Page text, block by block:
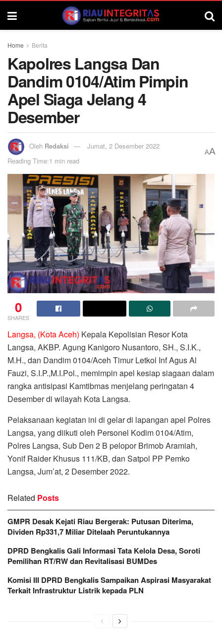
Home Berita
Kapolres Langsa Dan
Dandim 0104/Atim Pimpin
Apel Siaga Jelang 4
Desember
Oleh Redaksi
Jumat, 2 Desember 2022
Reading Time:1 min read
AA
0
SHARES
Langsa, (Kota Aceh) Kepala Kepolisian Resor Kota
Langsa, AKBP. Agung Kanigoro Nusantoro, SH., S.I.K.,
M.H., dan Dandim 0104/Aceh Timur Letkol Inf Agus Al
Fauzi, S.I.P.,M.I.Pol., memimpin apel kesiap siagaan dalam
rangka antisipasi Kamtibmas menjelang peringatan 4
Desember di wilayah Kota Langsa.
Pelaksanaan kegiatan ini di gelar di lapangan apel Polres
Langsa, yang diikuti oleh Personel Kodim 0104/Atim,
Polres Langsa, Sub Den 2 B pelopor Brimob Aramiah,
Yonif Raider Khusus 111/KB, dan Satpol PP Pemko
Langsa, Jum’at, 2 Desember 2022.
Related Posts
GMPR Desak Kejati Riau Bergerak: Putusan Diterima,
Dividen Rp331,7 Miliar Ditelaah Peruntukannya
DPRD Bengkalis Gali Informasi Tata Kelola Desa, Soroti
Pemilihan RT/RW dan Revitalisasi BUMDes
Komisi III DPRD Bengkalis Sampaikan Aspirasi Masyarakat
Terkait Infrastruktur Listrik kepada PLN